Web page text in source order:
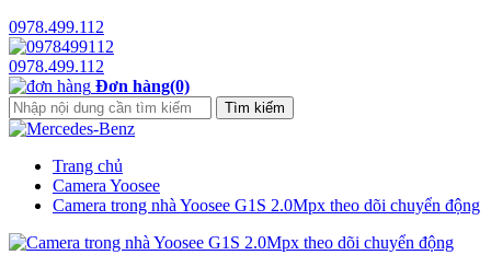
0978.499.112
0978.499.112
Đơn hàng(0)
Trang chủ
Camera Yoosee
Camera trong nhà Yoosee G1S 2.0Mpx theo dõi chuyển động